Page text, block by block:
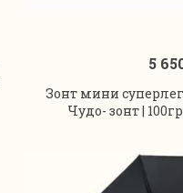
5
Зонт мини
Чудо- зонт |